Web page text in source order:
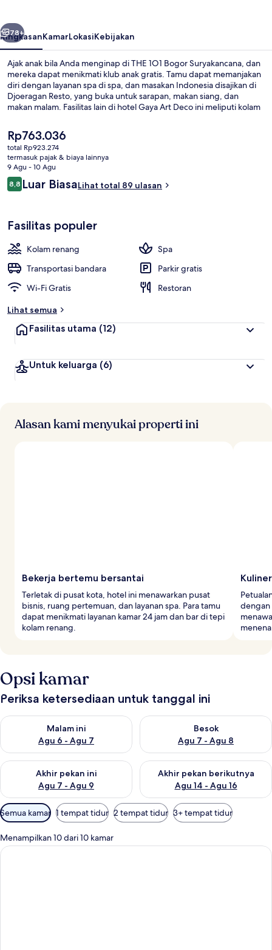
Berikutnya
78+
RingkasanKamarLokasiKebijakan
Ajak anak bila Anda menginap di THE 1O1 Bogor Suryakancana, dan
mereka dapat menikmati klub anak gratis. Tamu dapat memanjakan
diri dengan layanan spa di spa, dan masakan Indonesia disajikan di
Djoeragan Resto, yang buka untuk sarapan, makan siang, dan
makan malam. Fasilitas lain di hotel Gaya Art Deco ini meliputi kolam
Harga
saat
ini
Rp763.036
Rp763.036
total Rp923.274
termasuk pajak & biaya lainnya
9 Agu - 10 Agu
Ulasan
8,88,8 dari 10
Luar BiasaLihat total 89 ulasan
Fasilitas populer
Kolam renang
Spa
Transportasi bandara
Parkir gratis
Wi-Fi Gratis
Restoran
Lihat semua
Fasilitas utama (12)
Untuk keluarga (6)
Alasan kami menyukai properti ini
Bekerja bertemu bersantai
Terletak di pusat kota, hotel ini menawarkan pusat
bisnis, ruang pertemuan, dan layanan spa. Para tamu
dapat menikmati layanan kamar 24 jam dan bar di tepi
kolam renang.
dengan
Opsi kamar
Periksa ketersediaan untuk tanggal ini
Malam ini
Agu 6 - Agu 7
Periksa ketersediaan untuk malam ini Agu 6 - Agu 7
Besok
Agu 7 - Agu 8
Periksa ketersediaan untuk
Akhir pekan ini
Agu 7 - Agu 9
Periksa ketersediaan untuk akhir pekan ini Agu 7 - Agu 9
Akhir pekan berikutnya
Agu 14 - Agu 16
Periksa ketersediaan untuk
Filter
tersedia
untuk
kamar
Semua kamar 1 tempat tidur 2 tempat tidur 3+ tempat tidur
Menampilkan 10 dari 10 kamar